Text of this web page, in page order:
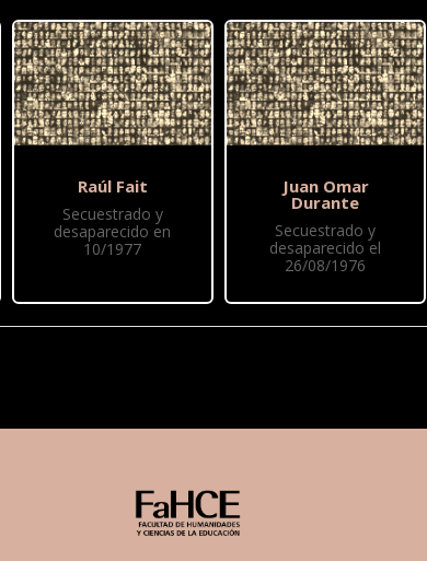
Raúl Fait
Secuestrado y
desaparecido en
10/1977
Juan Omar
Durante
Secuestrado y
desaparecido el
26/08/1976